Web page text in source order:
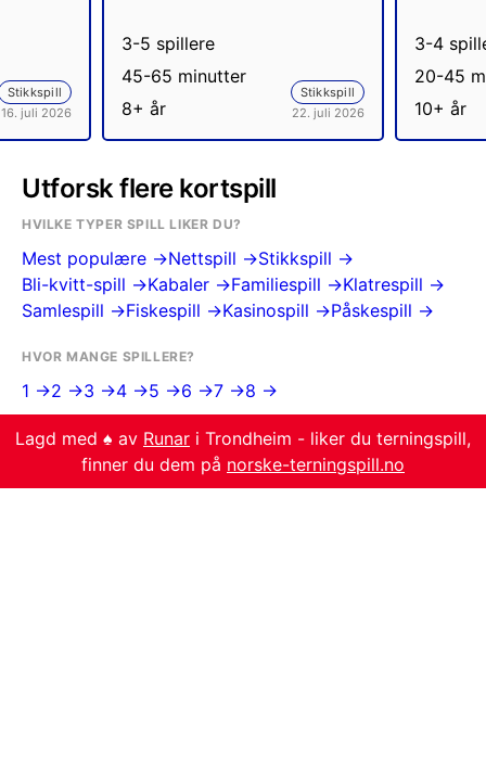
Stikkspill
16. juli 2026
3-5 spillere
45-65 minutter
8+ år
Stikkspill
22. juli 2026
3-4
20-45
10+ år
Utforsk flere kortspill
HVILKE TYPER SPILL LIKER DU?
Mest populære →Nettspill →Stikkspill →
Bli-kvitt-spill →Kabaler →Familiespill →Klatrespill →
Samlespill →Fiskespill →Kasinospill →Påskespill →
HVOR MANGE SPILLERE?
1 →2 →3 →4 →5 →6 →7 →8 →
Lagd med ♠️ av Runar i Trondheim - liker du terningspill,
finner du dem på norske-terningspill.no